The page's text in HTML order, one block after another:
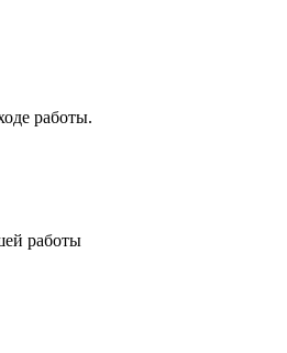
работы.
работы